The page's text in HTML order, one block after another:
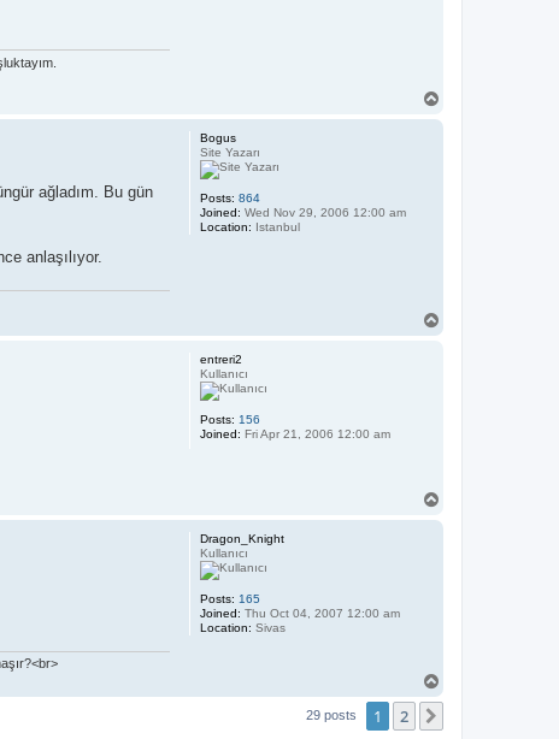
Bogus
Site Yazarı
Posts: 864
Joined: Wed Nov 29, 2006 12:00 am
Location: Istanbul
ağladım. Bu gün
anlaşılıyor.
entreri2
Kullanıcı
Posts: 156
Joined: Fri Apr 21, 2006 12:00 am
Dragon_Knight
Kullanıcı
Posts: 165
Joined: Thu Oct 04, 2007 12:00 am
Location: Sivas
29 posts 1 2